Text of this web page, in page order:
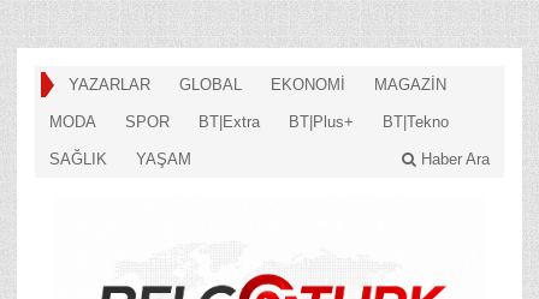
YAZARLAR GLOBAL EKONOMİ MAGAZİN
MODA SPOR BT|Extra BT|Plus+ BT|Tekno
SAĞLIK YAŞAM Haber Ara